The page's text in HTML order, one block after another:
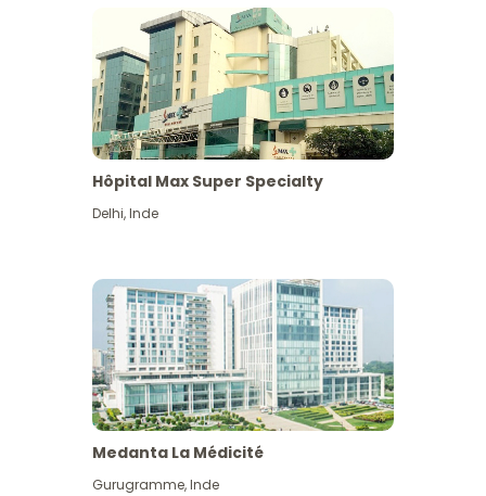
Hôpital Max Super Specialty
Delhi,Inde
Medanta La Médicité
Gurugramme,Inde